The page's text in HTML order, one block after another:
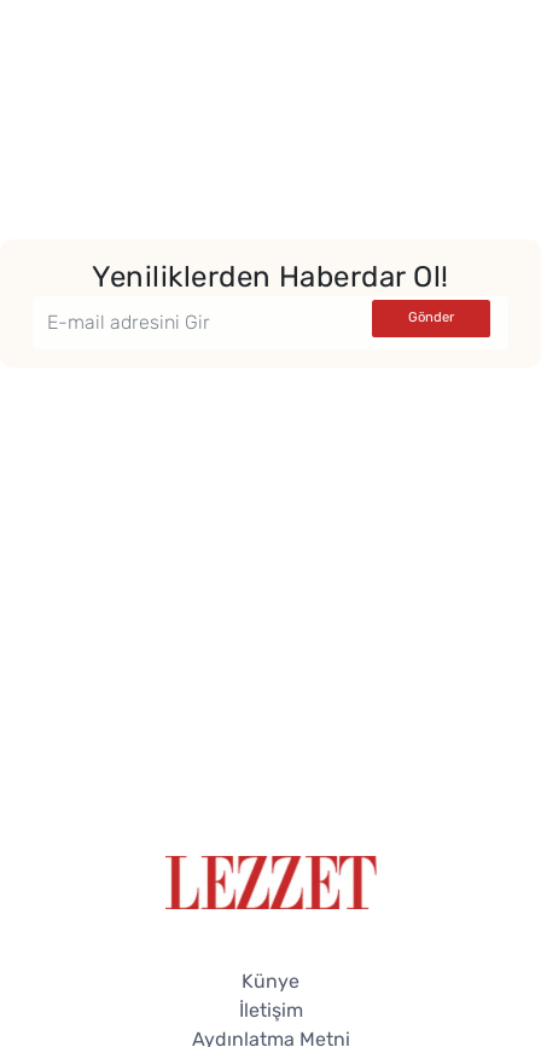
Yeniliklerden Haberdar Ol!
Künye
İletişim
Aydınlatma Metni